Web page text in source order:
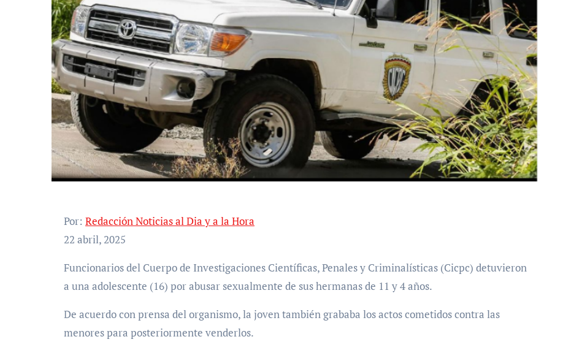
Por: Redacción Noticias al Dia y a la Hora
22 abril, 2025
Funcionarios del Cuerpo de Investigaciones Científicas, Penales y Criminalísticas (Cicpc) detuvieron
a una adolescente (16) por abusar sexualmente de sus hermanas de 11 y 4 años.
De acuerdo con prensa del organismo, la joven también grababa los actos cometidos contra las
menores para posteriormente venderlos.